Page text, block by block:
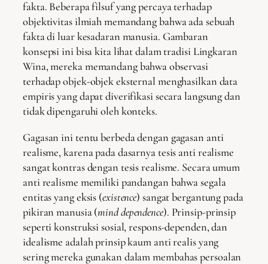
fakta. Beberapa filsuf yang percaya terhadap
objektivitas ilmiah memandang bahwa ada sebuah
fakta di luar kesadaran manusia. Gambaran
konsepsi ini bisa kita lihat dalam tradisi Lingkaran
Wina, mereka memandang bahwa observasi
terhadap objek-objek eksternal menghasilkan data
empiris yang dapat diverifikasi secara langsung dan
tidak dipengaruhi oleh konteks.
Gagasan ini tentu berbeda dengan gagasan anti
realisme, karena pada dasarnya tesis anti realisme
sangat kontras dengan tesis realisme. Secara umum
anti realisme memiliki pandangan bahwa segala
entitas yang eksis (existence) sangat bergantung pada
pikiran manusia (minddependence). Prinsip-prinsip
seperti konstruksi sosial, respons-dependen, dan
idealisme adalah prinsip kaum anti realis yang
sering mereka gunakan dalam membahas persoalan